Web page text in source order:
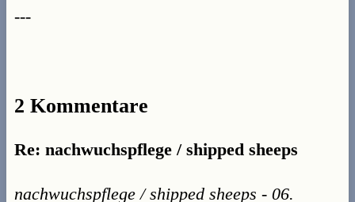
---
2 Kommentare
Re: nachwuchspflege / shipped sheeps
nachwuchspflege / shipped sheeps - 06.